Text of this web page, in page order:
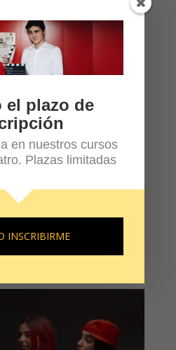
teatro para
la televisión y la
GENERAL
trabajar) en cine, televisión
Los castings son cada
perfiles más competitivos
limitadas. En este
continua...
el plazo de
en nuestros cursos
Plazas limitadas
INSCRIBIRME